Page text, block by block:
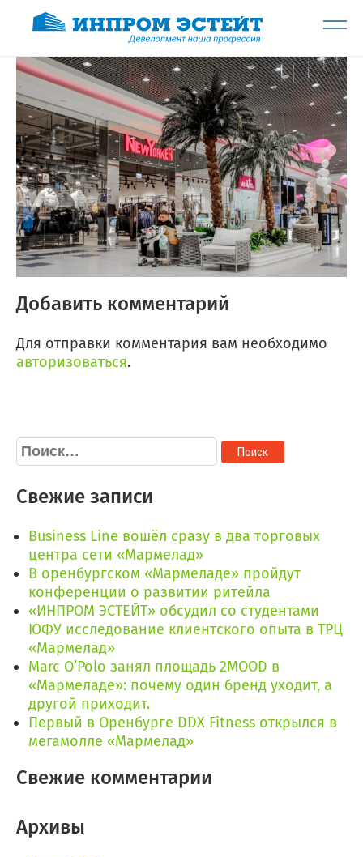
Добавить комментарий
Для отправки комментария вам необходимо
авторизоваться.
Найти:
Свежие записи
Business Line вошёл сразу в два торговых
центра сети «Мармелад»
В оренбургском «Мармеладе» пройдут
конференции о развитии ритейла
«ИНПРОМ ЭСТЕЙТ» обсудил со студентами
ЮФУ исследование клиентского опыта в ТРЦ
«Мармелад»
Marc O’Polo занял площадь 2MOOD в
«Мармеладе»: почему один бренд уходит, а
другой приходит.
Первый в Оренбурге DDX Fitness открылся в
мегамолле «Мармелад»
Свежие комментарии
Архивы